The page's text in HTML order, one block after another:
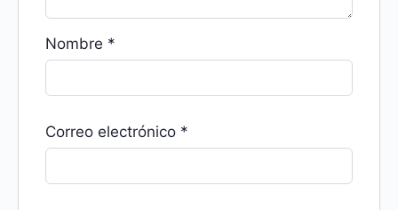
Nombre *
Correo electrónico *